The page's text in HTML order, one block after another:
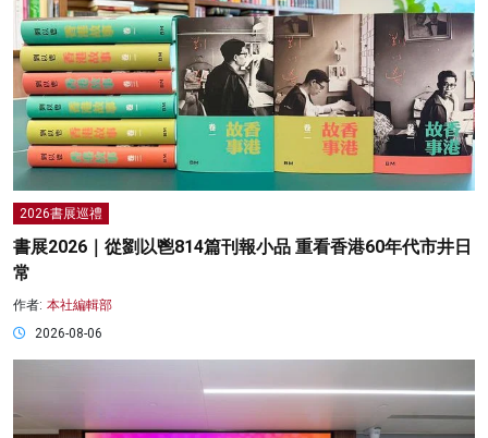
2026書展巡禮
書展2026｜從劉以鬯814篇刊報小品 重看香港60年代市井日
常
作者: 本社編輯部
2026-08-06